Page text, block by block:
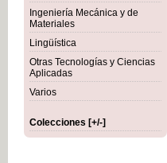
Ingeniería Mecánica y de
Materiales
Lingüística
Otras Tecnologías y Ciencias
Aplicadas
Varios
Colecciones [+/-]